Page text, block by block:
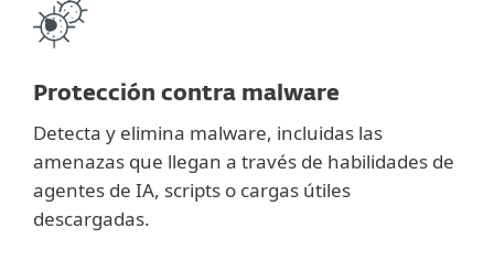
Protección contra malware
Detecta y elimina malware, incluidas las
amenazas que llegan a través de habilidades de
agentes de IA, scripts o cargas útiles
descargadas.